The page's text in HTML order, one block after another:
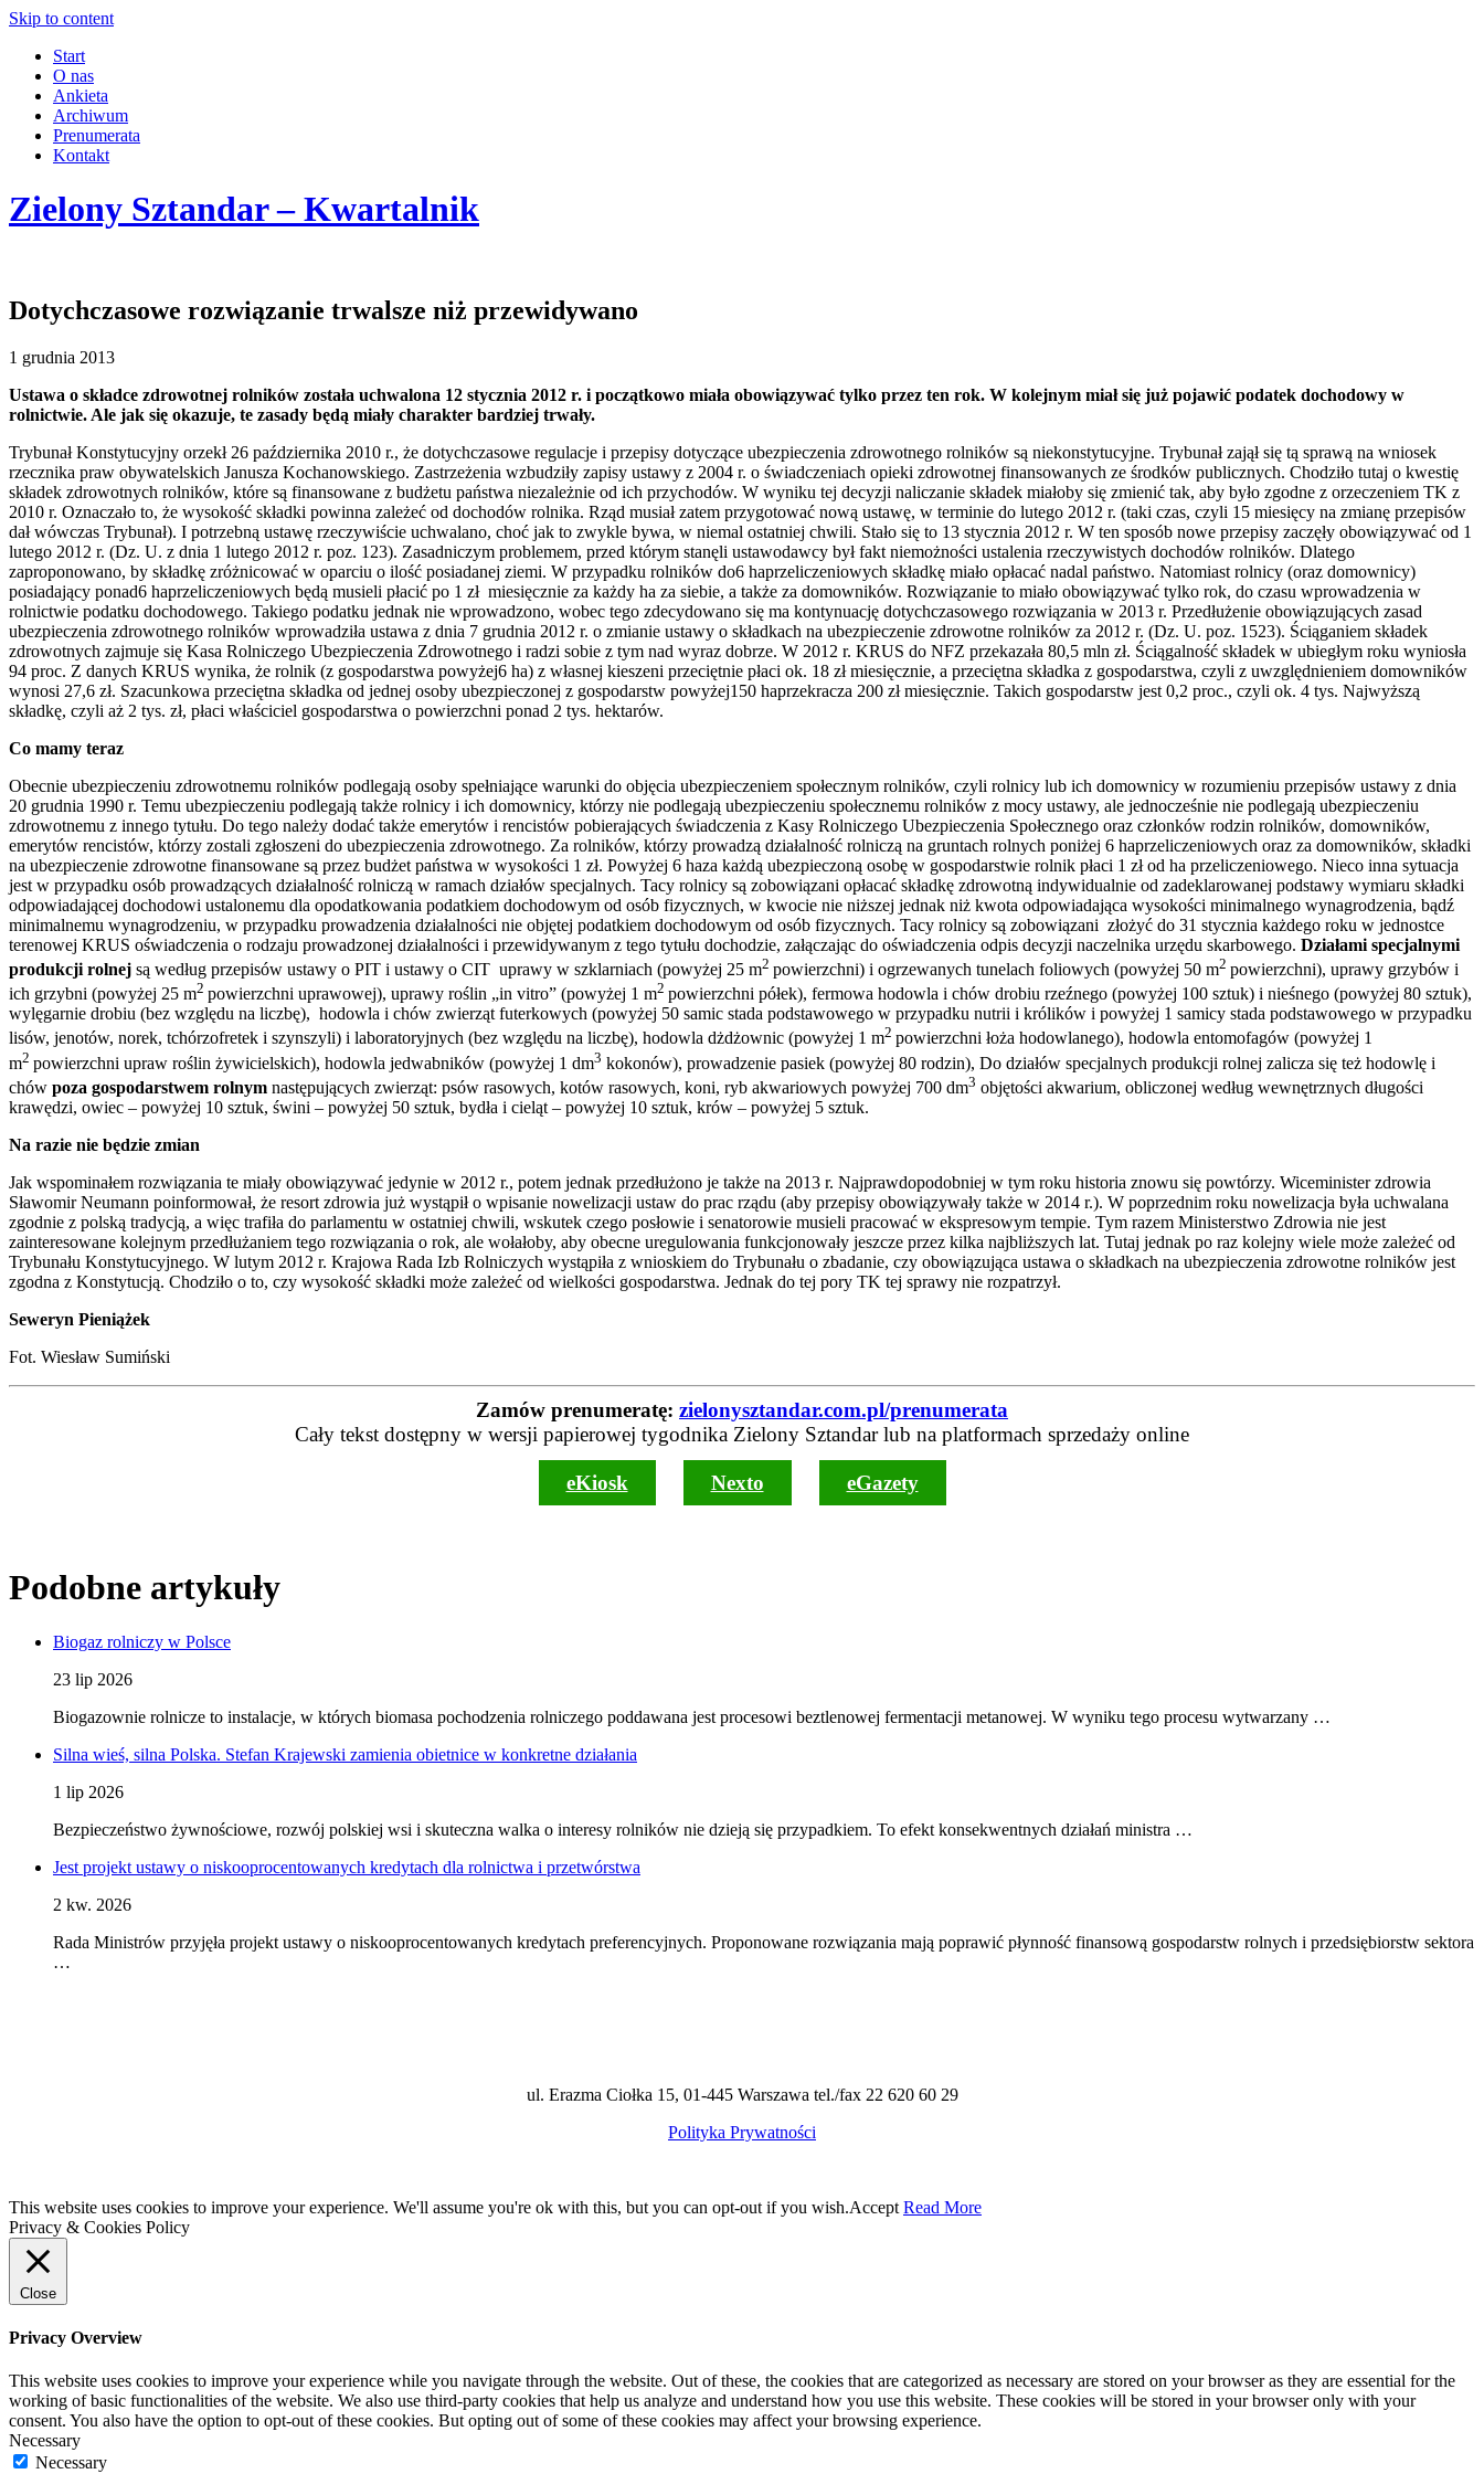
Skip to content
Start
O nas
Ankieta
Archiwum
Prenumerata
Kontakt
Zielony Sztandar – Kwartalnik
Dotychczasowe rozwiązanie trwalsze niż przewidywano
1 grudnia 2013
Ustawa o składce zdrowotnej rolników została uchwalona 12 stycznia 2012 r. i początkowo miała obowiązywać tylko przez ten rok. W kolejnym miał się już pojawić podatek dochodowy w
rolnictwie. Ale jak się okazuje, te zasady będą miały charakter bardziej trwały.
Trybunał Konstytucyjny orzekł 26 października 2010 r., że dotychczasowe regulacje i przepisy dotyczące ubezpieczenia zdrowotnego rolników są niekonstytucyjne. Trybunał zajął się tą sprawą na wniosek
rzecznika praw obywatelskich Janusza Kochanowskiego. Zastrzeżenia wzbudziły zapisy ustawy z 2004 r. o świadczeniach opieki zdrowotnej finansowanych ze środków publicznych. Chodziło tutaj o kwestię
składek zdrowotnych rolników, które są finansowane z budżetu państwa niezależnie od ich przychodów. W wyniku tej decyzji naliczanie składek miałoby się zmienić tak, aby było zgodne z orzeczeniem TK z
2010 r. Oznaczało to, że wysokość składki powinna zależeć od dochodów rolnika. Rząd musiał zatem przygotować nową ustawę, w terminie do lutego 2012 r. (taki czas, czyli 15 miesięcy na zmianę przepisów
dał wówczas Trybunał). I potrzebną ustawę rzeczywiście uchwalano, choć jak to zwykle bywa, w niemal ostatniej chwili. Stało się to 13 stycznia 2012 r. W ten sposób nowe przepisy zaczęły obowiązywać od 1
lutego 2012 r. (Dz. U. z dnia 1 lutego 2012 r. poz. 123). Zasadniczym problemem, przed którym stanęli ustawodawcy był fakt niemożności ustalenia rzeczywistych dochodów rolników. Dlatego
zaproponowano, by składkę zróżnicować w oparciu o ilość posiadanej ziemi. W przypadku rolników do6 haprzeliczeniowych składkę miało opłacać nadal państwo. Natomiast rolnicy (oraz domownicy)
posiadający ponad6 haprzeliczeniowych będą musieli płacić po 1 zł miesięcznie za każdy ha za siebie, a także za domowników. Rozwiązanie to miało obowiązywać tylko rok, do czasu wprowadzenia w
rolnictwie podatku dochodowego. Takiego podatku jednak nie wprowadzono, wobec tego zdecydowano się ma kontynuację dotychczasowego rozwiązania w 2013 r. Przedłużenie obowiązujących zasad
ubezpieczenia zdrowotnego rolników wprowadziła ustawa z dnia 7 grudnia 2012 r. o zmianie ustawy o składkach na ubezpieczenie zdrowotne rolników za 2012 r. (Dz. U. poz. 1523). Ściąganiem składek
zdrowotnych zajmuje się Kasa Rolniczego Ubezpieczenia Zdrowotnego i radzi sobie z tym nad wyraz dobrze. W 2012 r. KRUS do NFZ przekazała 80,5 mln zł. Ściągalność składek w ubiegłym roku wyniosła
94 proc. Z danych KRUS wynika, że rolnik (z gospodarstwa powyżej6 ha) z własnej kieszeni przeciętnie płaci ok. 18 zł miesięcznie, a przeciętna składka z gospodarstwa, czyli z uwzględnieniem domowników
wynosi 27,6 zł. Szacunkowa przeciętna składka od jednej osoby ubezpieczonej z gospodarstw powyżej150 haprzekracza 200 zł miesięcznie. Takich gospodarstw jest 0,2 proc., czyli ok. 4 tys. Najwyższą
składkę, czyli aż 2 tys. zł, płaci właściciel gospodarstwa o powierzchni ponad 2 tys. hektarów.
Co mamy teraz
Obecnie ubezpieczeniu zdrowotnemu rolników podlegają osoby spełniające warunki do objęcia ubezpieczeniem społecznym rolników, czyli rolnicy lub ich domownicy w rozumieniu przepisów ustawy z dnia
20 grudnia 1990 r. Temu ubezpieczeniu podlegają także rolnicy i ich domownicy, którzy nie podlegają ubezpieczeniu społecznemu rolników z mocy ustawy, ale jednocześnie nie podlegają ubezpieczeniu
zdrowotnemu z innego tytułu. Do tego należy dodać także emerytów i rencistów pobierających świadczenia z Kasy Rolniczego Ubezpieczenia Społecznego oraz członków rodzin rolników, domowników,
emerytów rencistów, którzy zostali zgłoszeni do ubezpieczenia zdrowotnego. Za rolników, którzy prowadzą działalność rolniczą na gruntach rolnych poniżej 6 haprzeliczeniowych oraz za domowników, składki
na ubezpieczenie zdrowotne finansowane są przez budżet państwa w wysokości 1 zł. Powyżej 6 haza każdą ubezpieczoną osobę w gospodarstwie rolnik płaci 1 zł od ha przeliczeniowego. Nieco inna sytuacja
jest w przypadku osób prowadzących działalność rolniczą w ramach działów specjalnych. Tacy rolnicy są zobowiązani opłacać składkę zdrowotną indywidualnie od zadeklarowanej podstawy wymiaru składki
odpowiadającej dochodowi ustalonemu dla opodatkowania podatkiem dochodowym od osób fizycznych, w kwocie nie niższej jednak niż kwota odpowiadająca wysokości minimalnego wynagrodzenia, bądź
minimalnemu wynagrodzeniu, w przypadku prowadzenia działalności nie objętej podatkiem dochodowym od osób fizycznych. Tacy rolnicy są zobowiązani złożyć do 31 stycznia każdego roku w jednostce
terenowej KRUS oświadczenia o rodzaju prowadzonej działalności i przewidywanym z tego tytułu dochodzie, załączając do oświadczenia odpis decyzji naczelnika urzędu skarbowego. Działami specjalnymi
produkcji rolnej są według przepisów ustawy o PIT i ustawy o CIT uprawy w szklarniach (powyżej 25 m2 powierzchni) i ogrzewanych tunelach foliowych (powyżej 50 m2 powierzchni), uprawy grzybów i
ich grzybni (powyżej 25 m2 powierzchni uprawowej), uprawy roślin „in vitro” (powyżej 1 m2 powierzchni półek), fermowa hodowla i chów drobiu rzeźnego (powyżej 100 sztuk) i nieśnego (powyżej 80 sztuk),
wylęgarnie drobiu (bez względu na liczbę), hodowla i chów zwierząt futerkowych (powyżej 50 samic stada podstawowego w przypadku nutrii i królików i powyżej 1 samicy stada podstawowego w przypadku
lisów, jenotów, norek, tchórzofretek i szynszyli) i laboratoryjnych (bez względu na liczbę), hodowla dżdżownic (powyżej 1 m2 powierzchni łoża hodowlanego), hodowla entomofagów (powyżej 1
m2 powierzchni upraw roślin żywicielskich), hodowla jedwabników (powyżej 1 dm3 kokonów), prowadzenie pasiek (powyżej 80 rodzin), Do działów specjalnych produkcji rolnej zalicza się też hodowlę i
chów poza gospodarstwem rolnym następujących zwierząt: psów rasowych, kotów rasowych, koni, ryb akwariowych powyżej 700 dm3 objętości akwarium, obliczonej według wewnętrznych długości
krawędzi, owiec – powyżej 10 sztuk, świni – powyżej 50 sztuk, bydła i cieląt – powyżej 10 sztuk, krów – powyżej 5 sztuk.
Na razie nie będzie zmian
Jak wspominałem rozwiązania te miały obowiązywać jedynie w 2012 r., potem jednak przedłużono je także na 2013 r. Najprawdopodobniej w tym roku historia znowu się powtórzy. Wiceminister zdrowia
Sławomir Neumann poinformował, że resort zdrowia już wystąpił o wpisanie nowelizacji ustaw do prac rządu (aby przepisy obowiązywały także w 2014 r.). W poprzednim roku nowelizacja była uchwalana
zgodnie z polską tradycją, a więc trafiła do parlamentu w ostatniej chwili, wskutek czego posłowie i senatorowie musieli pracować w ekspresowym tempie. Tym razem Ministerstwo Zdrowia nie jest
zainteresowane kolejnym przedłużaniem tego rozwiązania o rok, ale wołałoby, aby obecne uregulowania funkcjonowały jeszcze przez kilka najbliższych lat. Tutaj jednak po raz kolejny wiele może zależeć od
Trybunału Konstytucyjnego. W lutym 2012 r. Krajowa Rada Izb Rolniczych wystąpiła z wnioskiem do Trybunału o zbadanie, czy obowiązująca ustawa o składkach na ubezpieczenia zdrowotne rolników jest
zgodna z Konstytucją. Chodziło o to, czy wysokość składki może zależeć od wielkości gospodarstwa. Jednak do tej pory TK tej sprawy nie rozpatrzył.
Seweryn Pieniążek
Fot. Wiesław Sumiński
Zamów prenumeratę: zielonysztandar.com.pl/prenumerata
Cały tekst dostępny w wersji papierowej tygodnika Zielony Sztandar lub na platformach sprzedaży online
eKiosk Nexto eGazety
Podobne artykuły
Biogaz rolniczy w Polsce
23 lip 2026
Biogazownie rolnicze to instalacje, w których biomasa pochodzenia rolniczego poddawana jest procesowi beztlenowej fermentacji metanowej. W wyniku tego procesu wytwarzany …
Silna wieś, silna Polska. Stefan Krajewski zamienia obietnice w konkretne działania
1 lip 2026
Bezpieczeństwo żywnościowe, rozwój polskiej wsi i skuteczna walka o interesy rolników nie dzieją się przypadkiem. To efekt konsekwentnych działań ministra …
Jest projekt ustawy o niskooprocentowanych kredytach dla rolnictwa i przetwórstwa
2 kw. 2026
Rada Ministrów przyjęła projekt ustawy o niskooprocentowanych kredytach preferencyjnych. Proponowane rozwiązania mają poprawić płynność finansową gospodarstw rolnych i przedsiębiorstw sektora
…
ul. Erazma Ciołka 15, 01-445 Warszawa tel./fax 22 620 60 29
Polityka Prywatności
This website uses cookies to improve your experience. We'll assume you're ok with this, but you can opt-out if you wish.Accept Read More
Privacy & Cookies Policy
Close
Privacy Overview
This website uses cookies to improve your experience while you navigate through the website. Out of these, the cookies that are categorized as necessary are stored on your browser as they are essential for the
working of basic functionalities of the website. We also use third-party cookies that help us analyze and understand how you use this website. These cookies will be stored in your browser only with your
consent. You also have the option to opt-out of these cookies. But opting out of some of these cookies may affect your browsing experience.
Necessary
Necessary